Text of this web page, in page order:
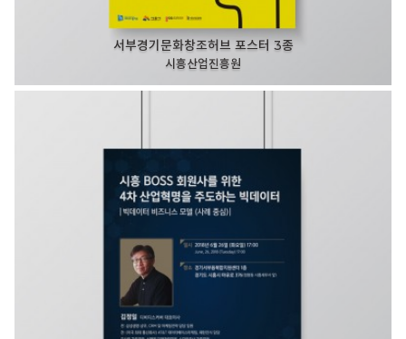
서부경기문화창조허브 포스터 3종
시흥산업진흥원